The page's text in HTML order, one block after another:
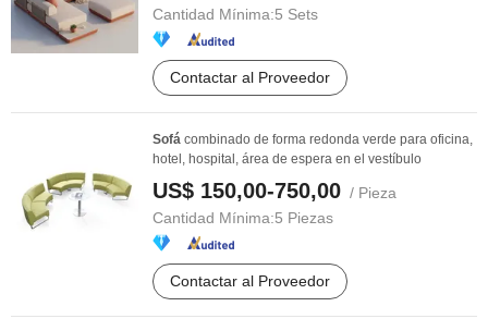
Cantidad Mínima:5 Sets
Contactar al Proveedor
Sofá combinado de forma redonda verde para oficina,
hotel, hospital, área de espera en el vestíbulo
US$ 150,00-750,00 / Pieza
Cantidad Mínima:5 Piezas
Contactar al Proveedor